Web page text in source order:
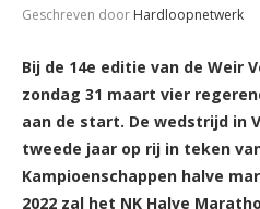
Geschreven door Hardloopnetwerk
Bij de 14e editie van de Weir
zondag 31 maart vier
aan de start. De wedstrijd in
tweede jaar op rij in teken
Kampioenschappen halve
2022 zal het NK Halve